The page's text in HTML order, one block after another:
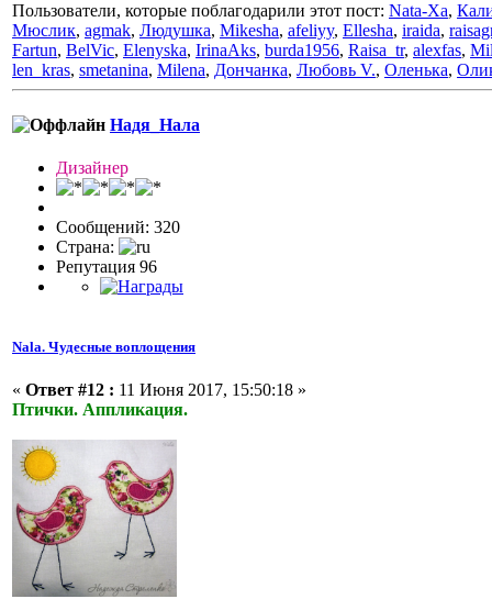
Пользователи, которые поблагодарили этот пост: Nata-Xa,
Мюслик, agmak, Людушка, Mikesha, afeliyy, Ellesha, iraida,
Fartun, BelVic, Elenyska, IrinaAks, burda1956, Raisa_tr, alexfas,
len_kras, smetanina, Milena, Дончанка, Любовь V., Оленька,
Надя_Нала
Дизайнер
Сообщений: 320
Страна:
Репутация 96
Nala. Чудесные воплощения
« Ответ #12 : 11 Июня 2017, 15:50:18 »
Птички. Аппликация.